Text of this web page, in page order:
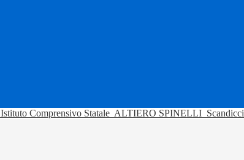
Istituto Comprensivo Statale ALTIERO SPINELLI Scandicci